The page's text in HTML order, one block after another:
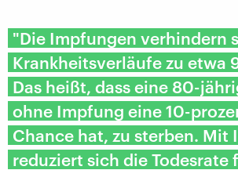
"Die Impfungen verhindern
Krankheitsverläufe zu etwa
Das heißt, dass eine 80-
ohne Impfung eine 10-
Chance hat, zu sterben. Mit
reduziert sich die Todesrate